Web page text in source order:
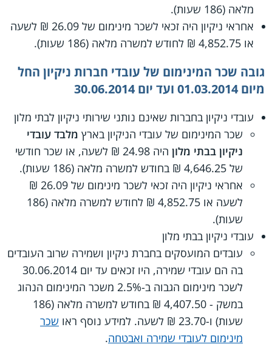
מלאה (186 שעות).
אחראי ניקיון היה זכאי לשכר מינימום של 26.09 ₪ לשעה
או 4,852.75 ₪ לחודש למשרה מלאה (186 שעות).
גובה שכר המינימום של עובדי חברות ניקיון החל
מיום 01.03.2014 ועד יום 30.06.2014
עובדי ניקיון בחברות שאינם נותני שירותי ניקיון לבתי מלון
שכר המינימום של עובדי הניקיון בארץ מלבד עובדי
ניקיון בבתי מלון
היה 24.98 ₪ לשעה, או שכר חודשי
של 4,646.25 ₪ בחודש למשרה מלאה (186 שעות).
אחראי ניקיון היה זכאי לשכר מינימום של 26.09 ₪
לשעה או 4,852.75 ₪ לחודש למשרה מלאה (186
שעות).
עובדי ניקיון בבתי מלון
עובדים המועסקים בחברת ניקיון ושמירה שרוב העובדים
בה הם עובדי שמירה, היו זכאים עד יום 30.06.2014
לשכר מינימום הגבוה ב-2.5% משכר המינימום הנהוג
במשק - 4,407.50 ₪ בחודש למשרה מלאה (186
שעות) ו-23.70 ₪ לשעה. למידע נוסף ראו
שכר
מינימום לעובדי שמירה ואבטחה.